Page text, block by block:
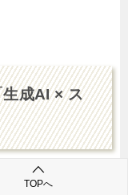
生成AI × ス
ネス」の
TOPへ